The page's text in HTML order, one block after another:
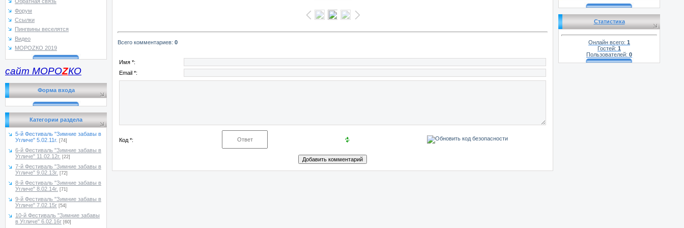
Форум
Ссылки
Пингвины веселятся
Видео
МОРОZКО 2019
сайт МОРОZКО
Форма входа
Категории раздела
5-й Фестиваль "Зимние забавы в
Угличе" 5.02.11г. [74]
6-й Фестиваль "Зимние забавы в
Угличе" 11.02.12г. [22]
7-й Фестиваль "Зимние забавы в
Угличе" 9.02.13г. [72]
8-й Фестиваль "Зимние забавы в
Угличе" 8.02.14г. [71]
9-й Фестиваль "Зимние забавы в
Угличе" 7.02.15г [54]
10-й Фестиваль "Зимние забавы
в Угличе" 6.02.16г [60]
Всего комментариев: 0
Имя *:
Email *:
Код *:
Статистика
Онлайн всего: 1
Гостей: 1
Пользователей: 0